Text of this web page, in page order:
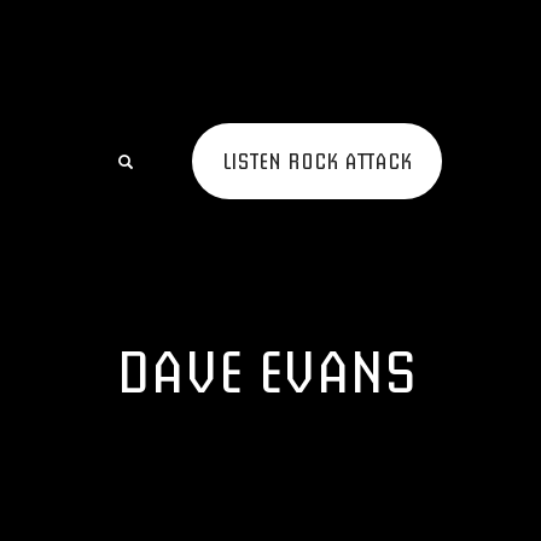
LISTEN ROCK ATTACK
DAVE EVANS